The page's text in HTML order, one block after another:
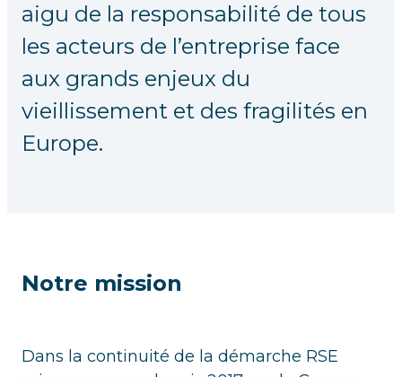
aigu de la responsabilité de tous
les acteurs de l’entreprise face
aux grands enjeux du
vieillissement et des fragilités en
Europe.
Notre mission
Dans la continuité de la démarche RSE